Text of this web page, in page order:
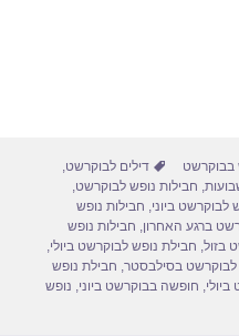
בבוקרשט תגיות
דילים לבוקרשט,
, חבילות נופש לבוקרשט,
לבוקרשט ביוני, חבילות נופש
ברגע האחרון, חבילות נופש
בזול, חבילת נופש לבוקרשט ביולי,
לבוקרשט בסילבסטר, חבילת נופש
, חופשה בבוקרשט ביוני, נופש